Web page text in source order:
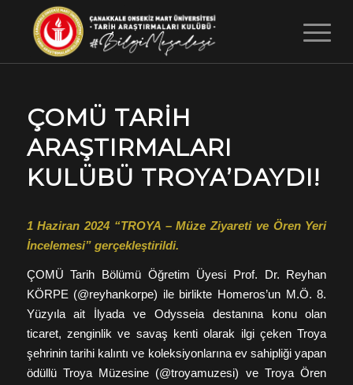
ÇOMÜ TARIH
ARAŞTIRMALARI
KULÜBÜ TROYA’DAYDI!
1 Haziran 2024 “TROYA – Müze Ziyareti ve Ören Yeri
İncelemesi” gerçekleştirildi.
ÇOMÜ Tarih Bölümü Öğretim Üyesi Prof. Dr. Reyhan
KÖRPE (@reyhankorpe) ile birlikte Homeros’un M.Ö. 8.
Yüzyıla ait İlyada ve Odysseia destanına konu olan
ticaret, zenginlik ve savaş kenti olarak ilgi çeken Troya
şehrinin tarihi kalıntı ve koleksiyonlarına ev sahipliği yapan
ödüllü Troya Müzesine (@troyamuzesi) ve Troya Ören